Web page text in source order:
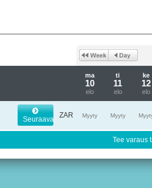
ma
10
elo
ti
11
elo
ke
12
elo
Seuraava
ZAR Myyty Myyty
Tee varaus